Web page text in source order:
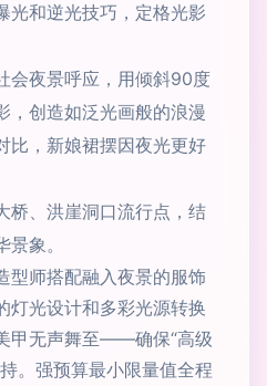
光和逆光技巧，定格光影
会夜景呼应，用倾斜90度
，创造如泛光画般的浪漫
比，新娘裙摆因夜光更好
桥、洪崖洞口流行点，结
象。
型师搭配融入夜景的服饰
灯光设计和多彩光源转换
甲无声舞至——确保“高级
。强预算最小限量值全程